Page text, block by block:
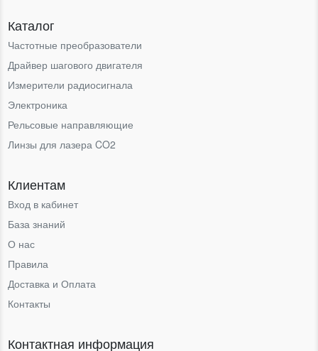
Каталог
Частотные преобразователи
Драйвер шагового двигателя
Измерители радиосигнала
Электроника
Рельсовые направляющие
Линзы для лазера CO2
Клиентам
Вход в кабинет
База знаний
О нас
Правила
Доставка и Оплата
Контакты
Контактная информация